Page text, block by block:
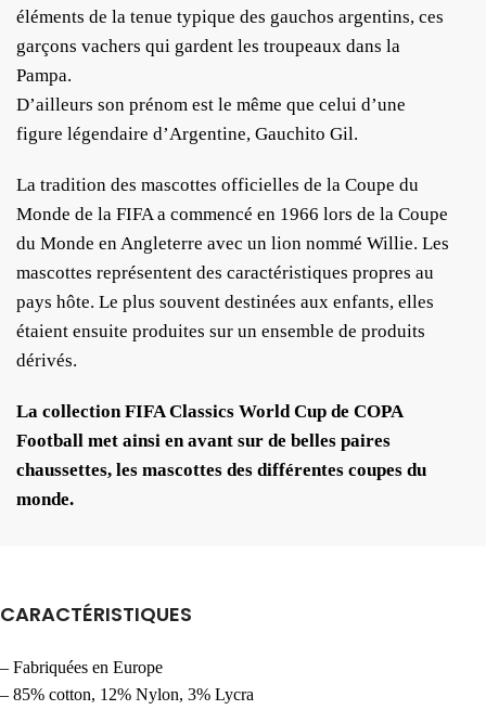
éléments de la tenue typique des gauchos argentins, ces
garçons vachers qui gardent les troupeaux dans la
Pampa.
D’ailleurs son prénom est le même que celui d’une
figure légendaire d’Argentine, Gauchito Gil.
La tradition des mascottes officielles de la Coupe du
Monde de la FIFA a commencé en 1966 lors de la Coupe
du Monde en Angleterre avec un lion nommé Willie. Les
mascottes représentent des caractéristiques propres au
pays hôte. Le plus souvent destinées aux enfants, elles
étaient ensuite produites sur un ensemble de produits
dérivés.
La collection FIFA Classics World Cup de COPA
Football met ainsi en avant sur de belles paires
chaussettes, les mascottes des différentes coupes du
monde.
CARACTÉRISTIQUES
– Fabriquées en Europe
– 85% cotton, 12% Nylon, 3% Lycra